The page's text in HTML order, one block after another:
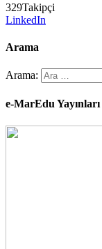
329Takipçi
LinkedIn
Arama
Arama:
e-MarEdu Yayınları